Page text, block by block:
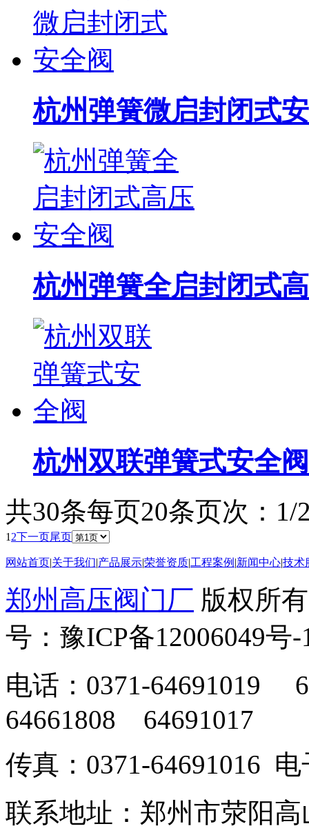
杭州弹簧微启封闭式安
杭州弹簧全启封闭式高
杭州双联弹簧式安全阀
共30条每页20条页次：1/
1 2下一页尾页
网站首页|关于我们|产品展示|荣誉资质|工程案例 |新闻中心|技术
郑州高压阀门厂 版权所
号：豫ICP备12006049号-
电话：0371-
64661808 64691017
传真：0371-64691016
联系地址：郑州市荥阳高